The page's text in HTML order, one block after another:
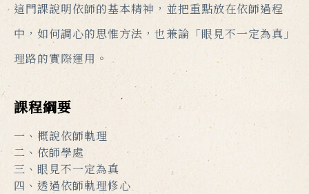
這門課說明依師的基本精神，並把重點放在依師過程
中，如何調心的思惟方法，也兼論「眼見不一定為真」
理路的實際運用。
課程綱要
一、概說依師軌理
二、依師學處
三、眼見不一定為真
四、透過依師軌理修心